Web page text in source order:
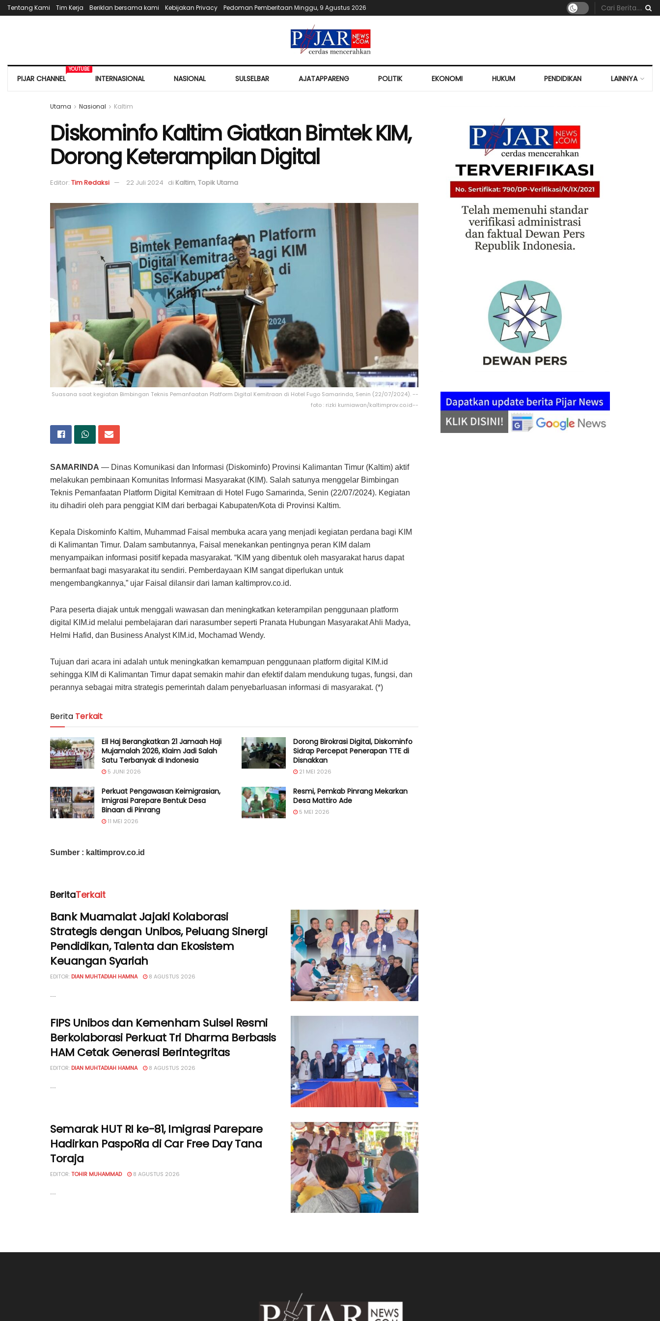
Tentang Kami Tim Kerja Beriklan bersama kami Kebijakan Privacy Pedoman Pemberitaan Minggu, 9 Agustus 2026
PIJAR CHANNEL
YOUTUBE
INTERNASIONAL NASIONAL SULSELBAR AJATAPPARENG POLITIK EKONOMI HUKUM PENDIDIKAN LAINNYA
Utama Nasional Kaltim
Diskominfo Kaltim Giatkan Bimtek KIM,
Dorong Keterampilan Digital
Editor: Tim Redaksi 22 Juli 2024 di Kaltim, Topik Utama
Suasana saat kegiatan Bimbingan Teknis Pemanfaatan Platform Digital Kemitraan di Hotel Fugo Samarinda, Senin (22/07/2024). --
foto : rizki kurniawan/kaltimprov.co.id--
SAMARINDA — Dinas Komunikasi dan Informasi (Diskominfo) Provinsi Kalimantan Timur (Kaltim) aktif
melakukan pembinaan Komunitas Informasi Masyarakat (KIM). Salah satunya menggelar Bimbingan
Teknis Pemanfaatan Platform Digital Kemitraan di Hotel Fugo Samarinda, Senin (22/07/2024). Kegiatan
itu dihadiri oleh para penggiat KIM dari berbagai Kabupaten/Kota di Provinsi Kaltim.
Kepala Diskominfo Kaltim, Muhammad Faisal membuka acara yang menjadi kegiatan perdana bagi KIM
di Kalimantan Timur. Dalam sambutannya, Faisal menekankan pentingnya peran KIM dalam
menyampaikan informasi positif kepada masyarakat. “KIM yang dibentuk oleh masyarakat harus dapat
bermanfaat bagi masyarakat itu sendiri. Pemberdayaan KIM sangat diperlukan untuk
mengembangkannya,” ujar Faisal dilansir dari laman kaltimprov.co.id.
Para peserta diajak untuk menggali wawasan dan meningkatkan keterampilan penggunaan platform
digital KIM.id melalui pembelajaran dari narasumber seperti Pranata Hubungan Masyarakat Ahli Madya,
Helmi Hafid, dan Business Analyst KIM.id, Mochamad Wendy.
Tujuan dari acara ini adalah untuk meningkatkan kemampuan penggunaan platform digital KIM.id
sehingga KIM di Kalimantan Timur dapat semakin mahir dan efektif dalam mendukung tugas, fungsi, dan
perannya sebagai mitra strategis pemerintah dalam penyebarluasan informasi di masyarakat. (*)
Berita Terkait
Ell Haj Berangkatkan 21 Jamaah Haji
Mujamalah 2026, Klaim Jadi Salah
Satu Terbanyak di Indonesia
5 JUNI 2026
Dorong Birokrasi Digital, Diskominfo
Sidrap Percepat Penerapan TTE di
Disnakkan
21 MEI 2026
Perkuat Pengawasan Keimigrasian,
Imigrasi Parepare Bentuk Desa
Binaan di Pinrang
11 MEI 2026
Resmi, Pemkab Pinrang Mekarkan
Desa Mattiro Ade
5 MEI 2026
Sumber : kaltimprov.co.id
BeritaTerkait
Bank Muamalat Jajaki Kolaborasi
Strategis dengan Unibos, Peluang Sinergi
Pendidikan, Talenta dan Ekosistem
Keuangan Syariah
EDITOR: DIAN MUHTADIAH HAMNA 8 AGUSTUS 2026
FIPS Unibos dan Kemenham Sulsel Resmi
Berkolaborasi Perkuat Tri Dharma Berbasis
HAM Cetak Generasi Berintegritas
EDITOR: DIAN MUHTADIAH HAMNA 8 AGUSTUS 2026
Semarak HUT RI ke-81, Imigrasi Parepare
Hadirkan PaspoRia di Car Free Day Tana
Toraja
EDITOR:TOHIR MUHAMMAD 8 AGUSTUS 2026